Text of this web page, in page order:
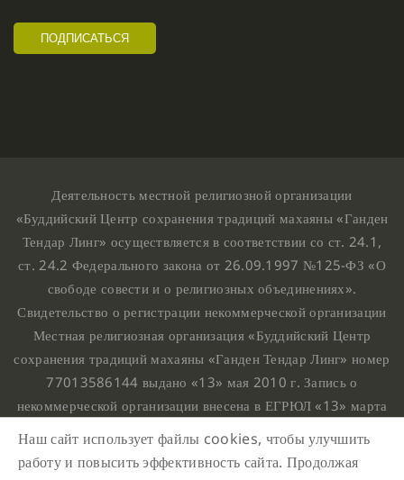
Деятельность местной религиозной организации
«Буддийский Центр сохранения традиций махаяны «Ганден
Тендар Линг» осуществляется в соответствии со ст. 24.1,
ст. 24.2 Федерального закона от 26.09.1997 №125-ФЗ «О
свободе совести и о религиозных объединениях».
Свидетельство о регистрации некоммерческой организации
Местная религиозная организация «Буддийский Центр
сохранения традиций махаяны «Ганден Тендар Линг» номер
77013586144 выдано «13» мая 2010 г. Запись о
некоммерческой организации внесена в ЕГРЮЛ «13» марта
номером 1107799015708.
Ганден Тендар Линг © 2020 Все права защищены
Наш сайт использует файлы cookies, чтобы улучшить
работу и повысить эффективность сайта. Продолжая